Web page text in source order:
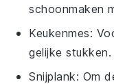
schoonmaken
Keukenmes:
gelijke stukken.
Snijplank: Om